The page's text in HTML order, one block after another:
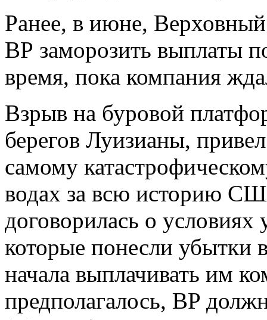
Ранее, в июне,
ВР заморозить выплаты
время, пока компания
Взрыв на буровой
берегов Луизианы,
самому
водах за всю историю
договорилась о
которые понесли убытки
начала выплачивать им
предполагалось, BP